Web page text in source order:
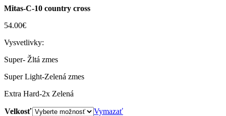
Mitas-C-10 country cross
54.00€
Vysvetlivky:
Super- Žltá zmes
Super Light-Zelená zmes
Extra Hard-2x Zelená
Velkosť
Vymazať